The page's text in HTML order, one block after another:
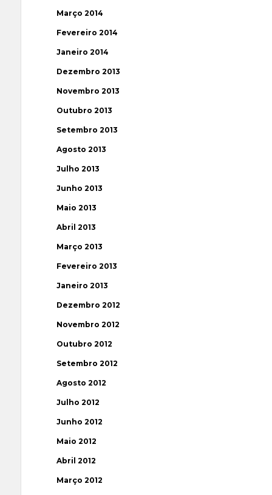
Março 2014
Fevereiro 2014
Janeiro 2014
Dezembro 2013
Novembro 2013
Outubro 2013
Setembro 2013
Agosto 2013
Julho 2013
Junho 2013
Maio 2013
Abril 2013
Março 2013
Fevereiro 2013
Janeiro 2013
Dezembro 2012
Novembro 2012
Outubro 2012
Setembro 2012
Agosto 2012
Julho 2012
Junho 2012
Maio 2012
Abril 2012
Março 2012